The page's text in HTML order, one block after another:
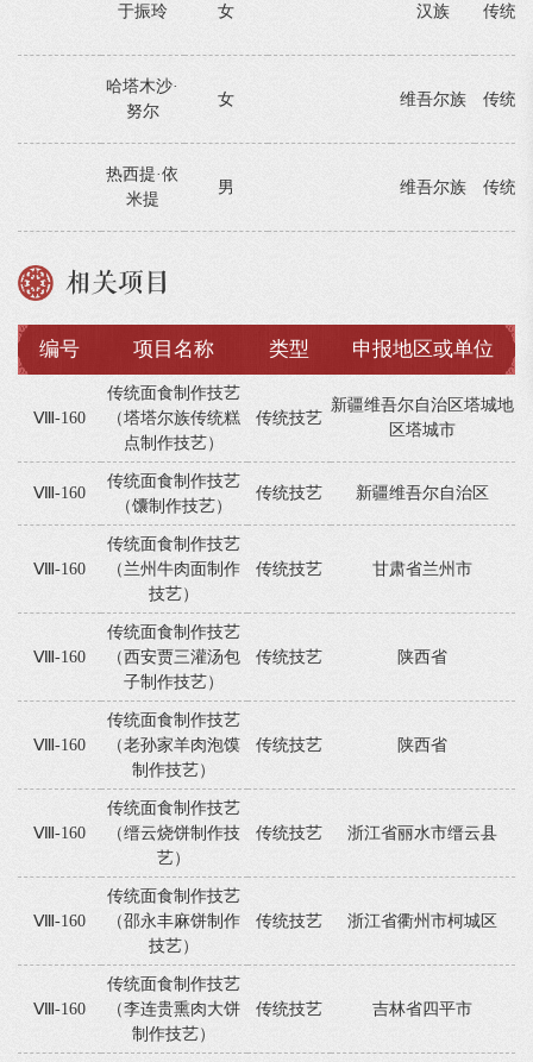
于振玲 女 汉族 传统
哈塔木沙·
努尔
女 维吾尔族 传统
热西提·依
米提
男 维吾尔族 传统
相关项目
编号 项目名称 类型 申报地区或单位
Ⅷ-160
传统面食制作技艺
（塔塔尔族传统糕
点制作技艺）
传统技艺
新疆维吾尔自治区塔城地
区塔城市
Ⅷ-160
传统面食制作技艺
（馕制作技艺）
传统技艺 新疆维吾尔自治区
Ⅷ-160
传统面食制作技艺
（兰州牛肉面制作
技艺）
传统技艺 甘肃省兰州市
Ⅷ-160
传统面食制作技艺
（西安贾三灌汤包
子制作技艺）
传统技艺 陕西省
Ⅷ-160
传统面食制作技艺
（老孙家羊肉泡馍
制作技艺）
传统技艺 陕西省
Ⅷ-160
传统面食制作技艺
（缙云烧饼制作技
艺）
传统技艺 浙江省丽水市缙云县
Ⅷ-160
传统面食制作技艺
（邵永丰麻饼制作
技艺）
传统技艺 浙江省衢州市柯城区
Ⅷ-160
传统面食制作技艺
（李连贵熏肉大饼
制作技艺）
传统技艺 吉林省四平市